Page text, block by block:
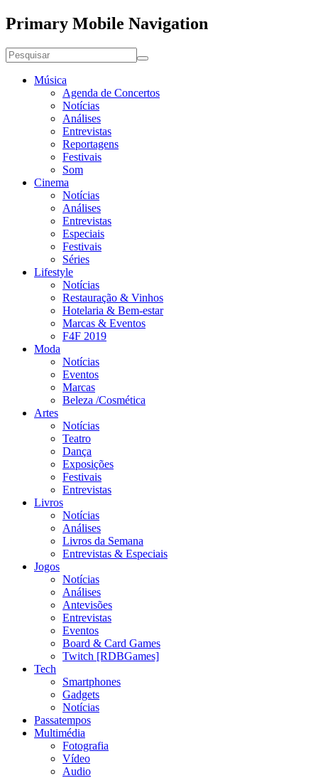
Primary Mobile Navigation
Música
Agenda de Concertos
Notícias
Análises
Entrevistas
Reportagens
Festivais
Som
Cinema
Notícias
Análises
Entrevistas
Especiais
Festivais
Séries
Lifestyle
Notícias
Restauração & Vinhos
Hotelaria & Bem-estar
Marcas & Eventos
F4F 2019
Moda
Notícias
Eventos
Marcas
Beleza /Cosmética
Artes
Notícias
Teatro
Dança
Exposições
Festivais
Entrevistas
Livros
Notícias
Análises
Livros da Semana
Entrevistas & Especiais
Jogos
Notícias
Análises
Antevisões
Entrevistas
Eventos
Board & Card Games
Twitch [RDBGames]
Tech
Smartphones
Gadgets
Notícias
Passatempos
Multimédia
Fotografia
Vídeo
Audio